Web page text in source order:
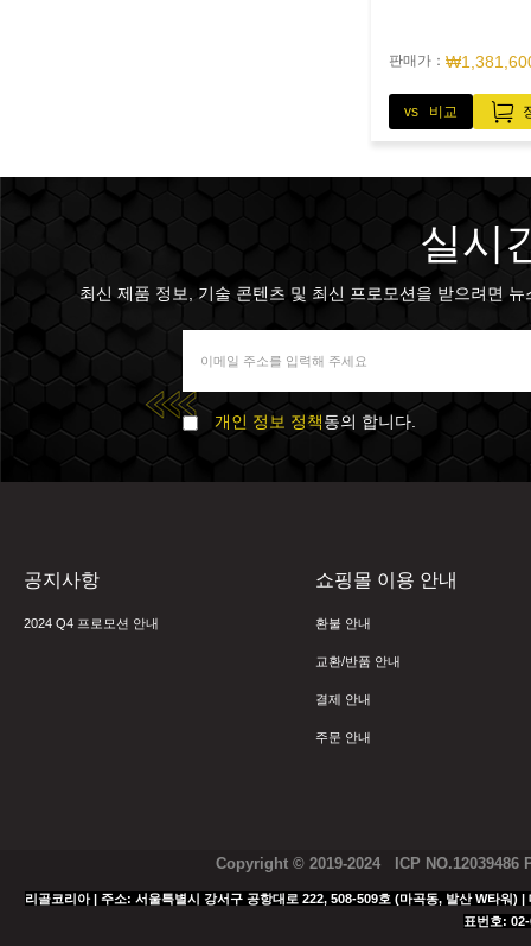
판매가：
vs 비교
실시
최신 제품 정보, 기술 콘텐츠 및 최신 프로모션을 받으려면
개인 정보 정책동의 합니다.
공지사항
2024 Q4 프로모션 안내
쇼핑몰 이용 안내
환불 안내
교환/반품 안내
결제 안내
주문 안내
Copyright © 2019-2024 ICP NO.12039486
리골코리아 | 주소: 서울특별시 강서구 공항대로 222, 508-509호 (마곡동, 발산 W타
표번호: